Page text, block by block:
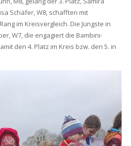
Schäfer, W8, schafften mit
im Kreisvergleich. Die Jüngste in
W7, die engagiert die Bambini-
den 4. Platz im Kreis bzw. den 5. in